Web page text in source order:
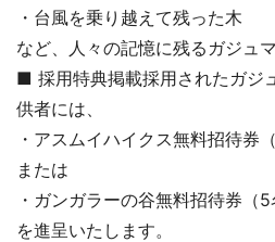
・台風を乗り越えて残った木
など、人々の記憶に残るガジュ
■ 採用特典掲載採用されたガジ
供者には、
・アスムイハイクス無料招待券
または
・ガンガラーの谷無料招待券（5
を進呈いたします。